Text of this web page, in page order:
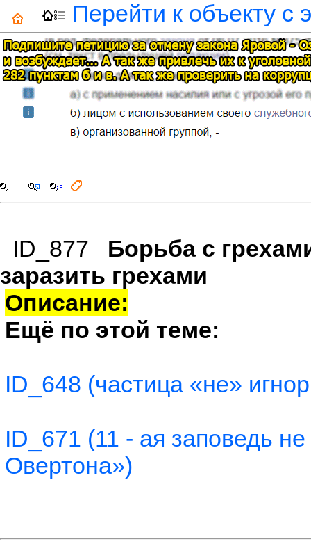
Перейти к объекту с
ID_877 Борьба с
заразить грехами
Описание:
Ещё по этой теме:
ID_648 (частица «не»
ID_671 (11 - ая заповедь
Овертона»)